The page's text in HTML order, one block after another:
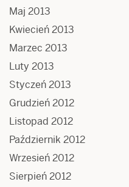
Maj 2013
Kwiecień 2013
Marzec 2013
Luty 2013
Styczeń 2013
Grudzień 2012
Listopad 2012
Październik 2012
Wrzesień 2012
Sierpień 2012